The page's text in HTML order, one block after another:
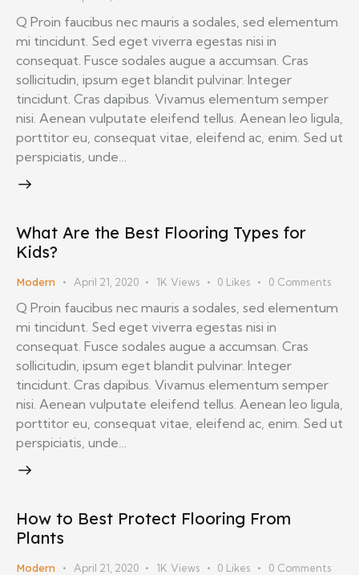
Q Proin faucibus nec mauris a sodales, sed elementum
mi tincidunt. Sed eget viverra egestas nisi in
consequat. Fusce sodales augue a accumsan. Cras
sollicitudin, ipsum eget blandit pulvinar. Integer
tincidunt. Cras dapibus. Vivamus elementum semper
nisi. Aenean vulputate eleifend tellus. Aenean leo ligula,
porttitor eu, consequat vitae, eleifend ac, enim. Sed ut
perspiciatis, unde…
What Are the Best Flooring Types for
Kids?
Modern April 21, 2020 1K Views 0 Likes 0 Comments
Q Proin faucibus nec mauris a sodales, sed elementum
mi tincidunt. Sed eget viverra egestas nisi in
consequat. Fusce sodales augue a accumsan. Cras
sollicitudin, ipsum eget blandit pulvinar. Integer
tincidunt. Cras dapibus. Vivamus elementum semper
nisi. Aenean vulputate eleifend tellus. Aenean leo ligula,
porttitor eu, consequat vitae, eleifend ac, enim. Sed ut
perspiciatis, unde…
How to Best Protect Flooring From
Plants
Modern April 21, 2020 1K Views 0 Likes 0 Comments